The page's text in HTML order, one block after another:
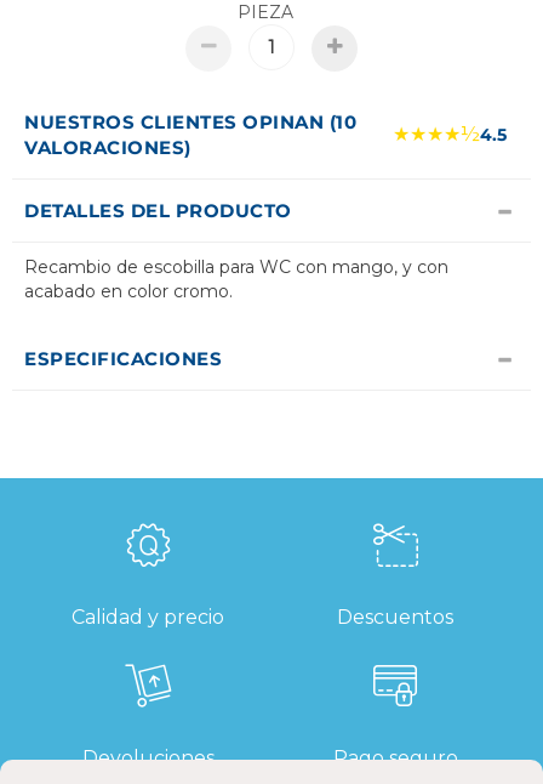
PIEZA
NUESTROS CLIENTES OPINAN (10
VALORACIONES)
★★★★½4.5
DETALLES DEL PRODUCTO
Recambio de escobilla para WC con mango, y con
acabado en color cromo.
ESPECIFICACIONES
Calidad y precio Descuentos
Devoluciones Pago seguro